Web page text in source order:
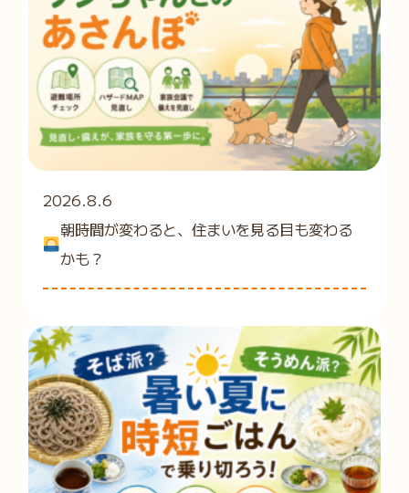
2026.8.6
朝時間が変わると、住まいを見る目も変わる
かも？